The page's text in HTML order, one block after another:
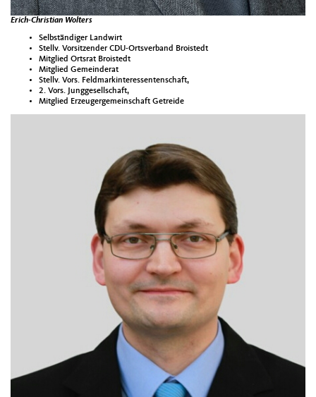
Erich-Christian Wolters
Selbständiger Landwirt
Stellv. Vorsitzender CDU-Ortsverband Broistedt
Mitglied Ortsrat Broistedt
Mitglied Gemeinderat
Stellv. Vors. Feldmarkinteressentenschaft,
2. Vors. Junggesellschaft,
Mitglied Erzeugergemeinschaft Getreide